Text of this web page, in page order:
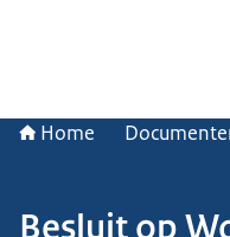
Home
Besluit op